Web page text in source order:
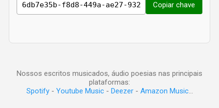
Copiar chave
Nossos escritos musicados, áudio poesias nas principais
plataformas:
Spotify- Youtube Music- Deezer- Amazon Music...